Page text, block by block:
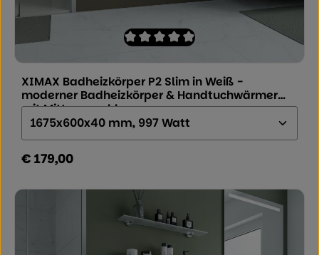
XIMAX Badheizkörper P2 Slim in Weiß -
moderner Badheizkörper & Handtuchwärmer
mit Mittenanschluss
Regulärer Preis:
€ 179,00